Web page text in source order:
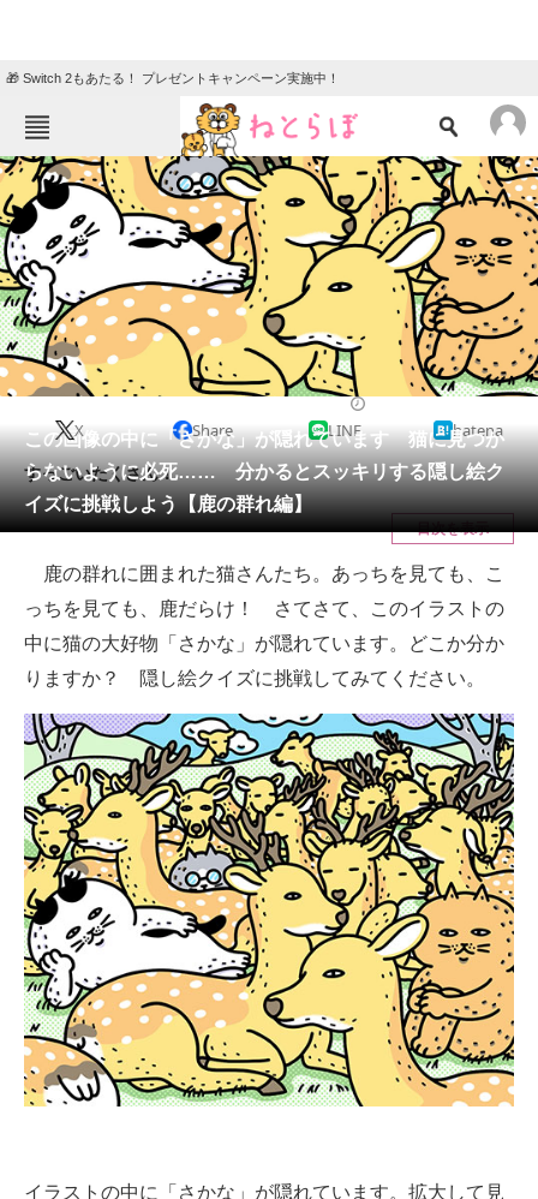
🎁 Switch 2もあたる！ プレゼントキャンペーン実施中！
ねとらぼメニュー
TOP ニュース
エンタメ クイズ
グルメ 地域
住まい 教育・育児
動物 リサーチ
会員記事
メディア
注目記事を集めた総合ページ
ITの今と未来を見通す
スマホと通信の最新トレンド
進化するPCとデバイスの未来
好きが集まる 比べて選べる
ビジネスと働き方のヒント
AI活用のいまが分かる
企業ITのトレンドを詳説
経営リーダーのコミュニティ
マーケ×ITの今がよく分かる
ITエンジニア向け専門サイト
企業向けIT製品の総合サイト
この画像の中に「さかな」が隠れています 猫に見つか
らないように必死…… 分かるとスッキリする隠し絵ク
イズに挑戦しよう【鹿の群れ編】
X Share LINE hatena
すっごいたくさん！
目次を表示
鹿の群れに囲まれた猫さんたち。あっちを見ても、こ
っちを見ても、鹿だらけ！ さてさて、このイラストの
中に猫の大好物「さかな」が隠れています。どこか分か
りますか？ 隠し絵クイズに挑戦してみてください。
イラストの中に「さかな」が隠れています。拡大して見